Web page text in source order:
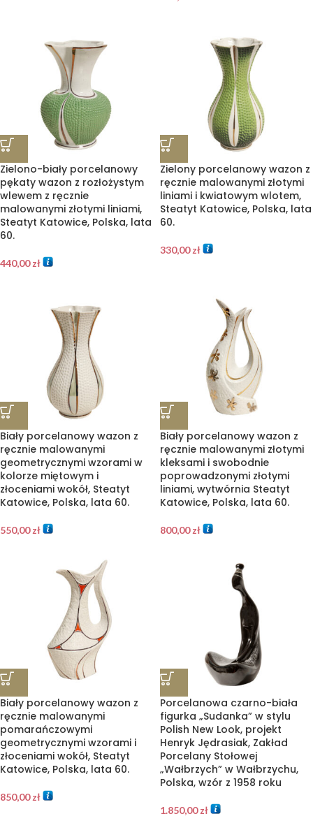
Zielono-biały porcelanowy
pękaty wazon z rozłożystym
wlewem z ręcznie
malowanymi złotymi liniami,
Steatyt Katowice, Polska, lata
60.
440,00zł
Zielony porcelanowy wazon z
ręcznie malowanymi złotymi
liniami i kwiatowym wlotem,
Steatyt Katowice, Polska, lata
60.
330,00zł
Biały porcelanowy wazon z
ręcznie malowanymi
geometrycznymi wzorami w
kolorze miętowym i
złoceniami wokół, Steatyt
Katowice, Polska, lata 60.
550,00zł
Biały porcelanowy wazon z
ręcznie malowanymi złotymi
kleksami i swobodnie
poprowadzonymi złotymi
liniami, wytwórnia Steatyt
Katowice, Polska, lata 60.
800,00zł
Biały porcelanowy wazon z
ręcznie malowanymi
pomarańczowymi
geometrycznymi wzorami i
złoceniami wokół, Steatyt
Katowice, Polska, lata 60.
850,00zł
Porcelanowa czarno-biała
figurka „Sudanka” w stylu
Polish New Look, projekt
Henryk Jędrasiak, Zakład
Porcelany Stołowej
„Wałbrzych” w Wałbrzychu,
Polska, wzór z 1958 roku
1.850,00zł